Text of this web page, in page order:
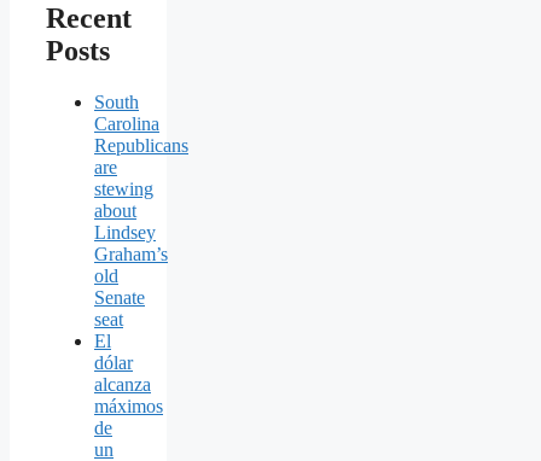
Recent
Posts
South
Carolina
Republicans
are
stewing
about
Lindsey
Graham’s
old
Senate
seat
El
dólar
alcanza
máximos
de
un